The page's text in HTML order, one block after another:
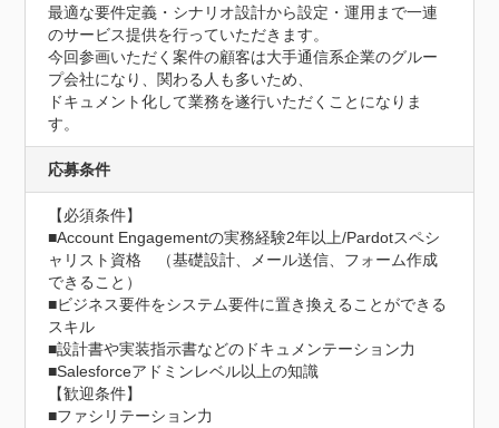
最適な要件定義・シナリオ設計から設定・運用まで一連
のサービス提供を行っていただきます。
今回参画いただく案件の顧客は大手通信系企業のグルー
プ会社になり、関わる人も多いため、
ドキュメント化して業務を遂行いただくことになりま
す。
応募条件
【必須条件】
■Account Engagementの実務経験2年以上/Pardotスペシ
ャリスト資格　（基礎設計、メール送信、フォーム作成
できること）
■ビジネス要件をシステム要件に置き換えることができる
スキル
■設計書や実装指示書などのドキュメンテーション力
■Salesforceアドミンレベル以上の知識
【歓迎条件】
■ファシリテーション力